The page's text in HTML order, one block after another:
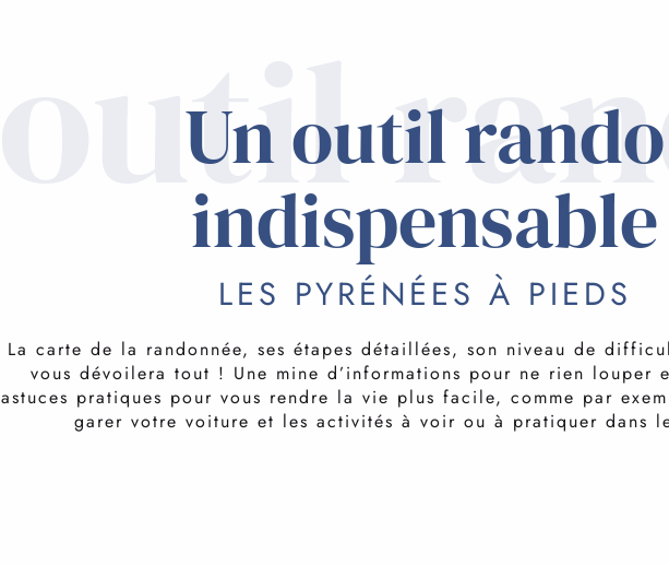
outil
Un outil rando
indispensable
LES PYRÉNÉES À PIEDS
La carte de la randonnée, ses étapes détaillées, son niveau de
vous dévoilera tout ! Une mine d’informations pour ne rien louper
astuces pratiques pour vous rendre la vie plus facile, comme par
garer votre voiture et les activités à voir ou à pratiquer dans